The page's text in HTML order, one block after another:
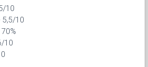
10
5,5/10
10